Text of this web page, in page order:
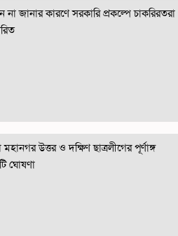
জানার কারণে সরকারি প্রকল্পে চাকরিরতরা
মহানগর উত্তর ও দক্ষিণ ছাত্রলীগের পূর্ণাঙ্গ
ঘোষণা